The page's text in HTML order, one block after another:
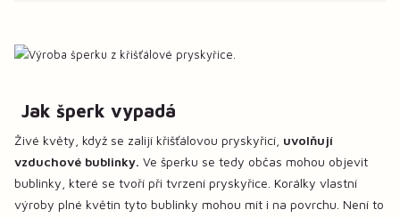
Jak šperk vypadá
Živé květy, když se zalijí křišťálovou pryskyřicí, uvolňují
vzduchové bublinky. Ve šperku se tedy občas mohou objevit
bublinky, které se tvoří při tvrzení pryskyřice. Korálky vlastní
výroby plné květin tyto bublinky mohou mít i na povrchu. Není to